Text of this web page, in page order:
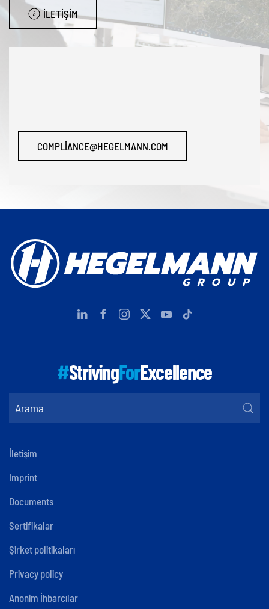
İLETIŞIM
COMPLIANCE@HEGELMANN.COM
#StrivingForExcellence
İletişim
Imprint
Documents
Sertifikalar
Şirket politikaları
Privacy policy
Anonim İhbarcılar